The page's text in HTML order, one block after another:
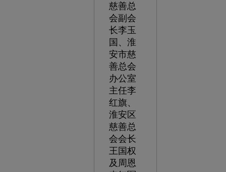
慈善总
会副会
长李玉
国、淮
安市慈
善总会
办公室
主任李
红旗、
淮安区
慈善总
会会长
王国权
及周恩